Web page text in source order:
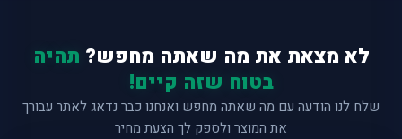
לא מצאת את מה שאתה מחפש? תהיה
בטוח שזה קיים!
שלח לנו הודעה עם מה שאתה מחפש ואנחנו כבר נדאג לאתר עבורך
את המוצר ולספק לך הצעת מחיר